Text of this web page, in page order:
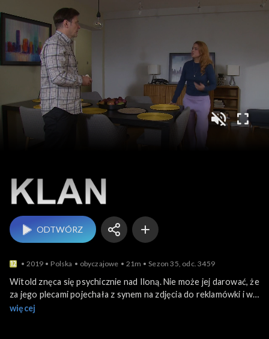
ODTWÓRZ
2019 Polska obyczajowe 21m Sezon 35, odc. 3459
Witold znęca się psychicznie nad Iloną. Nie może jej darować, że
za jego plecami pojechała z synem na zdjęcia do reklamówki i w
dodatku, założyła mu konto, robiąc siebie pełnomocnikiem. Po
więcej